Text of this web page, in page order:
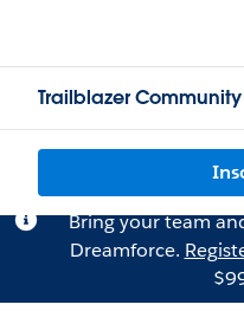
Trailblazer Community
Bring your team
Dreamforce.